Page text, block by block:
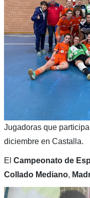
Jugadoras que
diciembre en Castalla.
El Campeonato de
Collado Mediano,